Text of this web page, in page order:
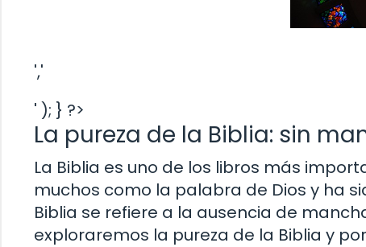
','
' ); } ?>
La pureza de la Biblia: sin
La Biblia es uno de los libros más
muchos como la palabra de Dios y ha
Biblia se refiere a la ausencia de
exploraremos la pureza de la Biblia y